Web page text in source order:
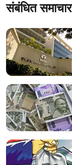
संबंधित समाचार